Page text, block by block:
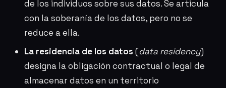
de los individuos sobre sus datos. Se articula
con la soberanía de los datos, pero no se
reduce a ella.
La residencia de los datos (data residency)
designa la obligación contractual o legal de
almacenar datos en un territorio